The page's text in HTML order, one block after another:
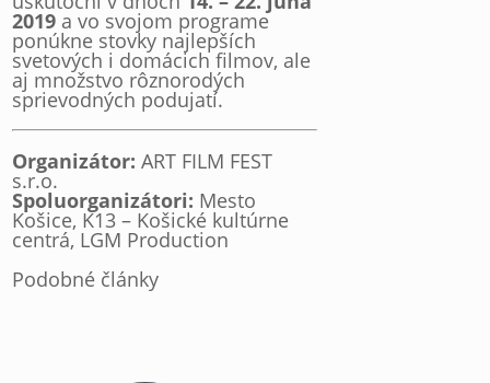
2019 a vo svojom programe
ponúkne stovky najlepších
svetových i domácich filmov, ale
aj množstvo rôznorodých
sprievodných podujatí.
Organizátor: ART FILM FEST
s.r.o.
Spoluorganizátori: Mesto
Košice, K13 – Košické kultúrne
centrá, LGM Production
Podobné články